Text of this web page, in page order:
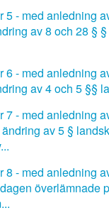
5 - med anledning
av 8 och 28 §
6 - med anledning
av 4 och 5 §§
7 - med anledning
av 5 §
8 - med anledning
överlämnade